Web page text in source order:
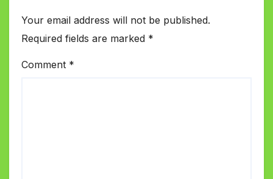
Your email address will not be published.
Required fields are marked *
Comment *